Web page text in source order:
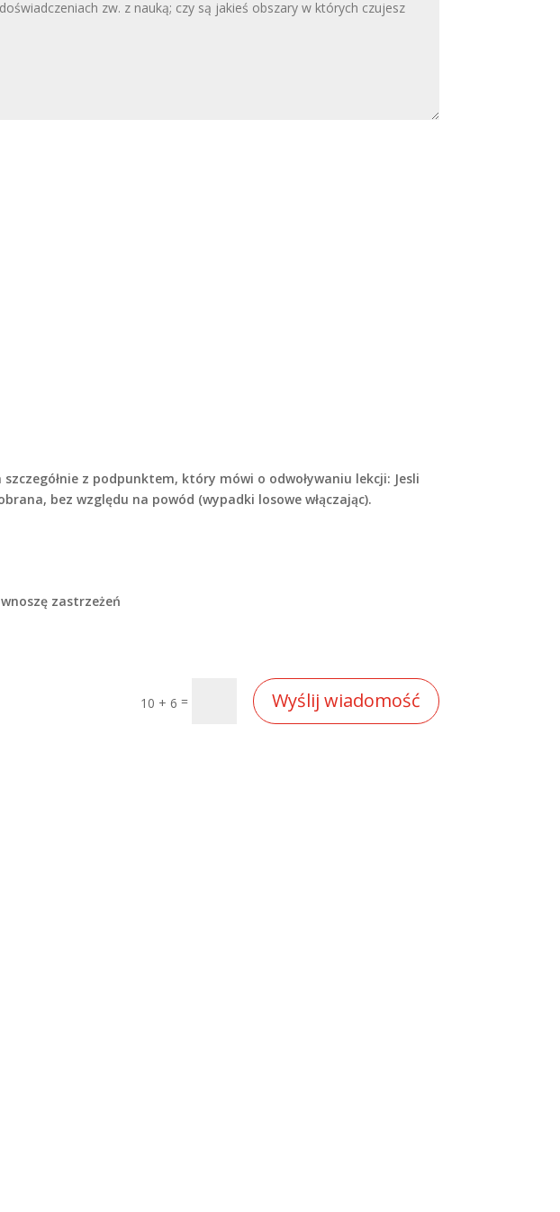
z podpunktem, który mówi o odwoływaniu lekcji: Jesli
bez względu na powód (wypadki losowe włączając).
zastrzeżeń
10 + 6 = Wyślij wiadomość